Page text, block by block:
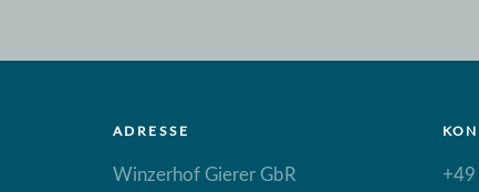
ADRESSE
Winzerhof Gierer GbR +49